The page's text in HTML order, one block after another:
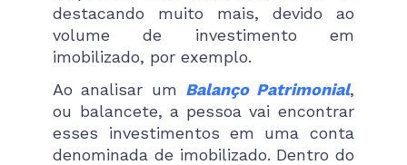
destacando muito mais, devido ao
volume de investimento em
imobilizado, por exemplo.
Ao analisar um Balanço Patrimonial,
ou balancete, a pessoa vai encontrar
esses investimentos em uma conta
denominada de imobilizado. Dentro do